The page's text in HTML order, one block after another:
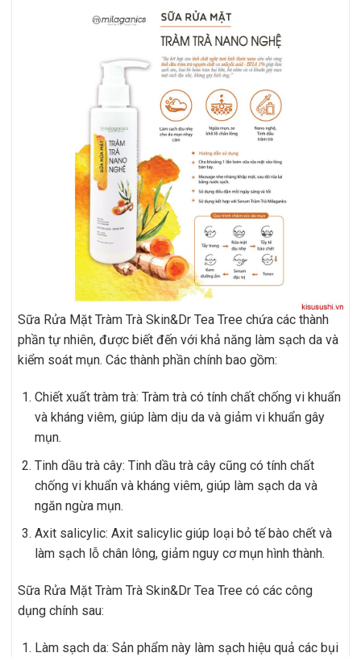
Sữa Rửa Mặt Tràm Trà Skin&Dr Tea Tree chứa các thành
phần tự nhiên, được biết đến với khả năng làm sạch da và
kiểm soát mụn. Các thành phần chính bao gồm:
Chiết xuất tràm trà: Tràm trà có tính chất chống vi khuẩn
và kháng viêm, giúp làm dịu da và giảm vi khuẩn gây
mụn.
Tinh dầu trà cây: Tinh dầu trà cây cũng có tính chất
chống vi khuẩn và kháng viêm, giúp làm sạch da và
ngăn ngừa mụn.
Axit salicylic: Axit salicylic giúp loại bỏ tế bào chết và
làm sạch lỗ chân lông, giảm nguy cơ mụn hình thành.
Sữa Rửa Mặt Tràm Trà Skin&Dr Tea Tree có các công
dụng chính sau:
Làm sạch da: Sản phẩm này làm sạch hiệu quả các bụi